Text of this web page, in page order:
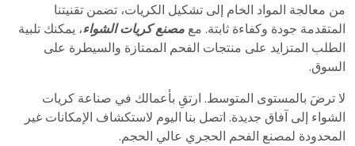
من معالجة المواد الخام إلى تشكيل الكريات، تضمن تقنيتنا
المتقدمة جودة وكفاءة ثابتة. مع مصنع كريات الشواء، يمكنك تلبية
الطلب المتزايد على منتجات الفحم الممتازة والسيطرة على
السوق.
لا ترضَ بالمستوى المتوسط. ارتقِ بأعمالك في صناعة كريات
الشواء إلى آفاق جديدة. اتصل بنا اليوم لاستكشاف الإمكانات غير
المحدودة لمصنع الفحم الحجري عالي الحجم.